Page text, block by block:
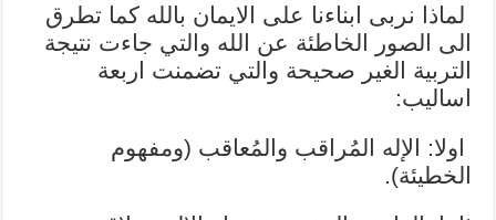
لماذا نربى ابناءنا على الايمان بالله كما تطرق
الى الصور الخاطئة عن الله والتي جاءت نتيجة
التربية الغير صحيحة والتي تضمنت اربعة
اساليب:
اولا: الإله المُراقب والمُعاقب (ومفهوم
الخطيئة).